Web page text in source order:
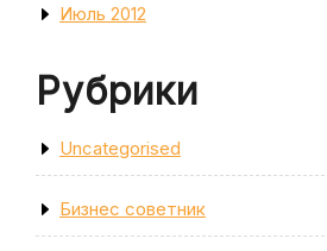
Июль 2012
Рубрики
Uncategorised
Бизнес советник